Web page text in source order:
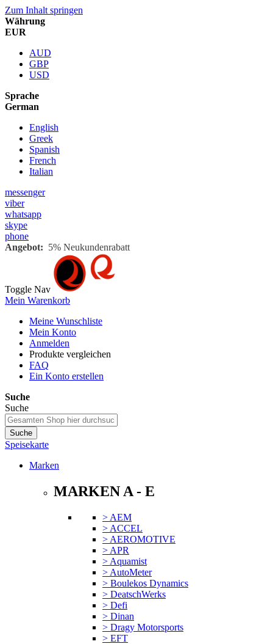
Zum Inhalt springen
Währung
EUR
AUD
GBP
USD
Sprache
German
English
Greek
Spanish
French
Italian
messenger
viber
whatsapp
skype
phone
Angebot: 5% Neukundenrabatt
Toggle Nav
Mein Warenkorb
Meine Wunschliste
Mein Konto
Anmelden
Produkte vergleichen
FAQ
Ein Konto erstellen
Suche
Suche
Suche
Speisekarte
Marken
MARKEN A - E
> AEM
> ACCEL
> AEROMOTIVE
> APR
> Aquamist
> AutoMeter
> Boulekos Dynamics
> DeatschWerks
> Defi
> Dinan
> Dragy Motorsports
> EFT